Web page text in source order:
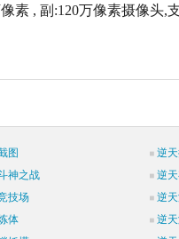
素 , 副:120万像素摄像头,
图
逆
神之战
逆
技场
逆
体
逆